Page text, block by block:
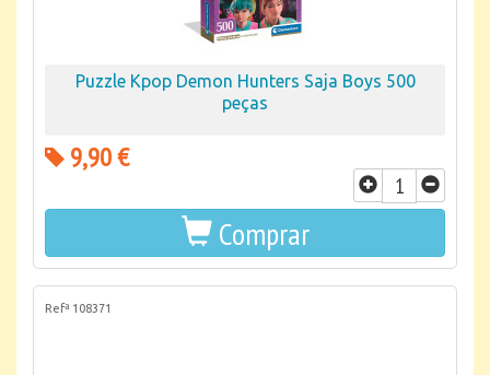
Puzzle Kpop Demon Hunters Saja Boys 500
peças
9,90 €
Comprar
Refª 108371